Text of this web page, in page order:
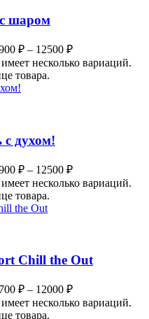
шаром
₽ – 12500 ₽
несколько вариаций.
товара.
с духом!
₽ – 12500 ₽
несколько вариаций.
товара.
Chill the Out
₽ – 12000 ₽
несколько вариаций.
товара.